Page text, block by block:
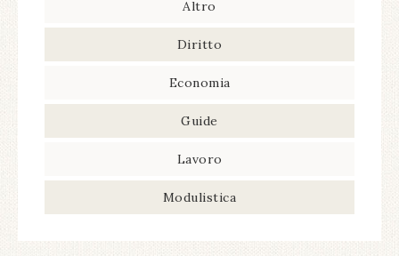
Altro
Diritto
Economia
Guide
Lavoro
Modulistica